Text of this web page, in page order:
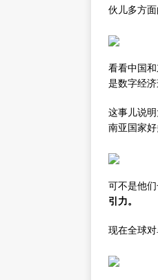
伙儿多方
看看中国
是数字经
这事儿说
南亚国家
可不是他
引力。
现在全球